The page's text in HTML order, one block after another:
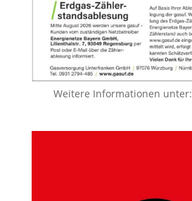
Weitere Informationen unter: